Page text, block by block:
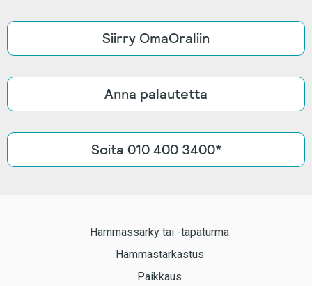
Siirry OmaOraliin
Anna palautetta
Soita 010 400 3400*
Hammassärky tai -tapaturma
Hammastarkastus
Paikkaus